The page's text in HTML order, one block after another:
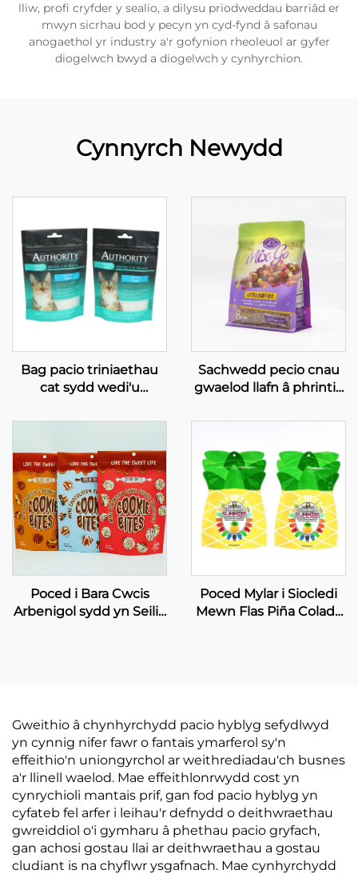
lliw, profi cryfder y sealio, a dilysu priodweddau barriâd er
mwyn sicrhau bod y pecyn yn cyd-fynd â safonau
anogaethol yr industry a'r gofynion rheoleuol ar gyfer
diogelwch bwyd a diogelwch y cynhyrchion.
Cynnyrch Newydd
Bag pacio triniaethau
cat sydd wedi'u
gyfer bwyd cat â
Sachwedd pecio cnau
gwaelod llafn â phrintio
becio cnau cawsî
Poced i Bara Cwcis
Arbenigol sydd yn Seilio
Poced Mylar i Siocledi
Mewn Flas Piña Colada
Gweithio â chynhyrchydd pacio hyblyg sefydlwyd
yn cynnig nifer fawr o fantais ymarferol sy'n
effeithio'n uniongyrchol ar weithrediadau'ch busnes
a'r llinell waelod. Mae effeithlonrwydd cost yn
cynrychioli mantais prif, gan fod pacio hyblyg yn
cyfateb fel arfer i leihau'r defnydd o deithwraethau
gwreiddiol o'i gymharu â phethau pacio gryfach,
gan achosi gostau llai ar deithwraethau a gostau
cludiant is na chyflwr ysgafnach. Mae cynhyrchydd